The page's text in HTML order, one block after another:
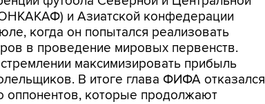
и Азиатской конфедерации
когда он попытался реализовать
в проведение мировых первенств.
максимизировать прибыль
В итоге глава ФИФА отказался
оппонентов, которые продолжают